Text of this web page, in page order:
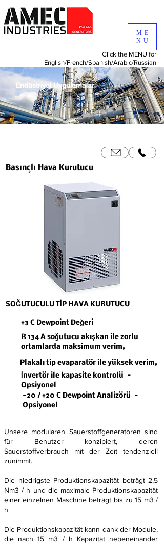
Click the MENU for
English/French/Spanish/Arabic/Russian
ME
NU
Endüstriyel Uygulamalar
Basınçlı Hava Kurutucu
SOĞUTUCULU TİP HAVA KURUTUCU
+3 C Dewpoint Değeri
R 134 A soğutucu akışkan ile zorlu
ortamlarda maksimum verim,
Plakalı tip evaparatör ile yüksek verim,
İnvertör ile kapasite kontrolü -
Opsiyonel
-20 / +20 C Dewpoint Analizörü -
Opsiyonel
Unsere modularen Sauerstoffgeneratoren sind
für Benutzer konzipiert, deren
Sauerstoffverbrauch mit der Zeit tendenziell
zunimmt.
Die niedrigste Produktionskapazität beträgt 2,5
Nm3 / h und die maximale Produktionskapazität
einer einzelnen Maschine beträgt bis zu 15 m3 /
h.
Die Produktionskapazität kann dank der Module,
die nach 15 m3 / h Kapazität nebeneinander